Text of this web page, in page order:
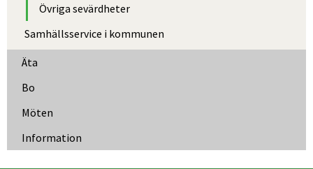
Övriga sevärdheter
Samhällsservice i kommunen
Äta
Bo
Möten
Information